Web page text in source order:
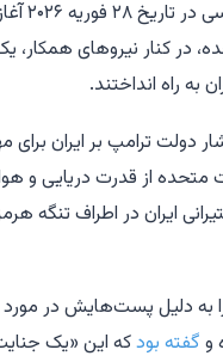
عملیات
در کنار نیروهای همکار،
به راه انداختند.
دولت ترامپ بر ایران برای
متحده از قدرت دریایی و
ایران در اطراف تنگه
به دلیل پست‌هایش در مورد
و گفته بودکه این «یک